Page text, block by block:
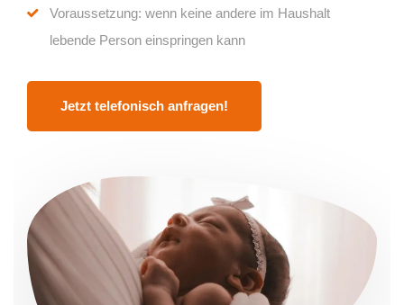
Voraussetzung: wenn keine andere im Haushalt
lebende Person einspringen kann
Jetzt telefonisch anfragen!